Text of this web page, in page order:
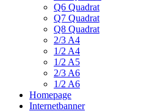
Q6 Quadrat
Q7 Quadrat
Q8 Quadrat
2/3 A4
1/2 A4
1/2 A5
2/3 A6
1/2 A6
Homepage
Internetbanner